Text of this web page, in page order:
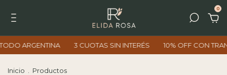
0
SIN INTERÉS 10% OFF CON TRANSFERENCIA ENVÍOS A
Inicio Productos